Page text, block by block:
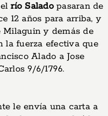
río Saladopasaran de
12 años para arriba, y
y demás de
la fuerza efectiva que
Alado a Jose
9/6/1796.
le envía una carta a